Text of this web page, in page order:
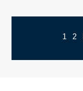
1 2